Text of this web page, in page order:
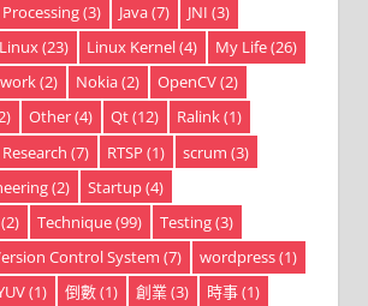
(3) Java(7) JNI (3)
Linux(23) Linux Kernel(4) My Life(26)
(2) Nokia(2) OpenCV(2)
Other(4) Qt(12) Ralink(1)
Research (7) RTSP (1) scrum (3)
(2) Startup(4)
(2) Technique(99) Testing(3)
Control System (7) wordpress(1)
(1) 倒數(1) 創業(3) 時事(1)